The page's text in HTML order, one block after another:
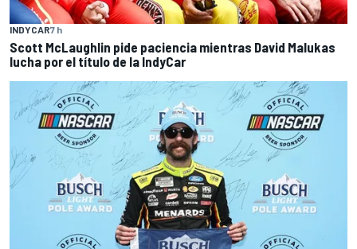
INDYCAR7 h
Scott McLaughlin pide paciencia mientras David Malukas
lucha por el título de la IndyCar